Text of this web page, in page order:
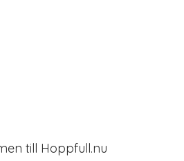
till Hoppfull.nu